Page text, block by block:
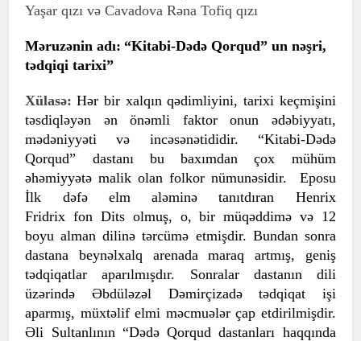
Yaşar qızı və Cavadova Rəna Tofiq qızı
Məruzənin adı: “Kitabi-Dədə Qorqud” un nəşri,
tədqiqi tarixi”
Xülasə: Hər bir xalqın qədimliyini, tarixi keçmişini
təsdiqləyən ən önəmli faktor onun ədəbiyyatı,
mədəniyyəti və incəsənətididir. “Kitabi-Dədə
Qorqud” dastanı bu baxımdan çox mühüm
əhəmiyyətə malik olan folkor nümunəsidir. Eposu
İlk dəfə elm aləminə tanıtdıran Henrix
Fridrix fon Dits olmuş, o, bir müqəddimə və 12
boyu alman dilinə tərcümə etmişdir. Bundan sonra
dastana beynəlxalq arenada maraq artmış, geniş
tədqiqatlar aparılmışdır. Sonralar dastanın dili
üzərində Əbdüləzəl Dəmirçizadə tədqiqat işi
aparmış, müxtəlif elmi məcmuələr çap etdirilmişdir.
Əli Sultanlının “Dədə Qorqud dastanları haqqında